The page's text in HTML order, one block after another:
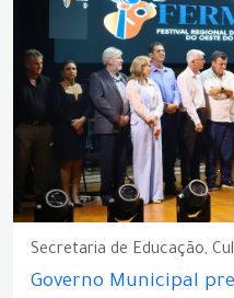
Secretaria de Educação,
Governo Municipal